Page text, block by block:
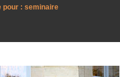
pour : seminaire